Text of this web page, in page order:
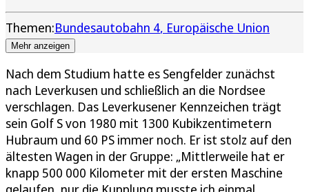
Themen:Bundesautobahn 4 Europäische Union
Mehr anzeigen
Nach dem Studium hatte es Sengfelder zunächst
nach Leverkusen und schließlich an die Nordsee
verschlagen. Das Leverkusener Kennzeichen trägt
sein Golf S von 1980 mit 1300 Kubikzentimetern
Hubraum und 60 PS immer noch. Er ist stolz auf den
ältesten Wagen in der Gruppe: „Mittlerweile hat er
knapp 500 000 Kilometer mit der ersten Maschine